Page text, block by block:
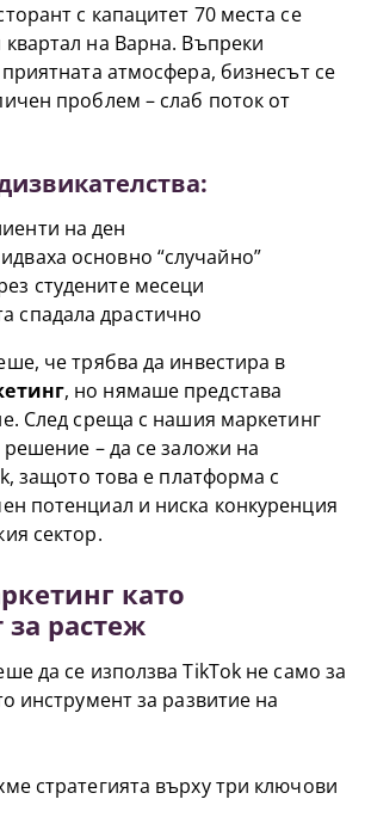
с капацитет 70 места се
на Варна. Въпреки
атмосфера, бизнесът се
проблем – слаб поток от
на ден
основно “случайно”
студените месеци
спадала драстично
че трябва да инвестира в
, но нямаше представа
След среща с нашия маркетинг
– да се заложи на
защото това е платформа с
потенциал и ниска конкуренция
сектор.
като
растеж
да се използва TikTok не само за
инструмент за развитие на
стратегията върху три ключови